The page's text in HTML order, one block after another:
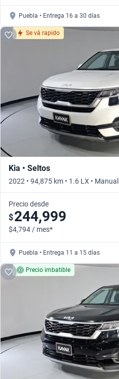
Puebla • Entrega 16 a 30 días
Se vá rapido
Kia • Seltos
2022 • 94,875 km • 1.6 LX • Manual
Precio desde
$244,999
$4,794 / mes*
Puebla • Entrega 11 a 15 días
Precio imbatible